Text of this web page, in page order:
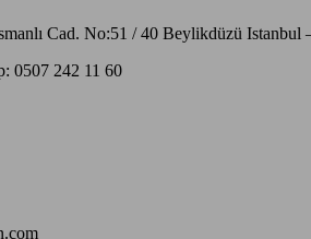
Cad. No:51 / 40 Beylikdüzü Istanbul
0507 242 11 60